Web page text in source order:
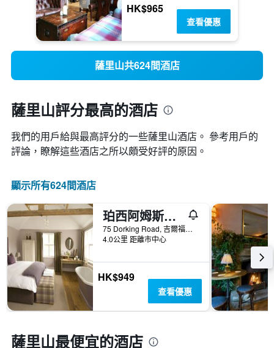
HK$965
查看優惠
薩里山共624間酒店
薩里山評分最高的酒店
我們的用戶給與最高評分的一些薩里山酒店。 參考用戶的
評論，瞭解這些酒店之所以頗受好評的原因。
顯示所有624間酒店
珀西阿姆斯酒店
75 Dorking Road, 吉爾福德, 英國
4.0公里 距離市中心
HK$949
查看優惠
薩里山最便宜的酒店